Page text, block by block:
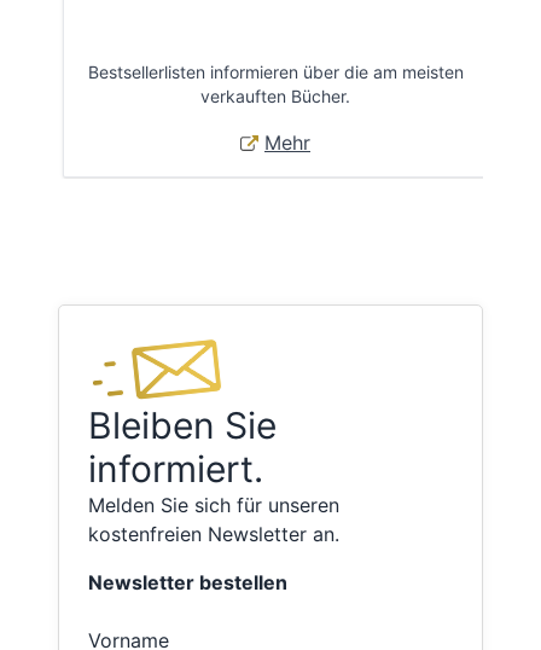
Bestsellerlisten informieren über die am meisten
verkauften Bücher.
Mehr
Bleiben Sie
informiert.
Melden Sie sich für unseren
kostenfreien Newsletter an.